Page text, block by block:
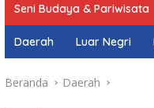
Seni Budaya & Pariwisata
Daerah Luar Negri
Beranda Daerah